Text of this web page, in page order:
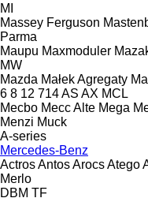
MI
Massey Ferguson
Parma
Maupu Maxmoduler
MW
Mazda Małek Agregaty
6 8 12 714AS AX MCL
Mecbo Mecc Alte Mega
Menzi Muck
A-series
Mercedes-Benz
ActrosAntosArocsAtego
Merlo
DBM TF